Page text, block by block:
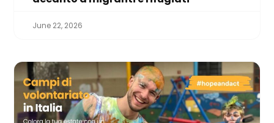
June 22, 2026